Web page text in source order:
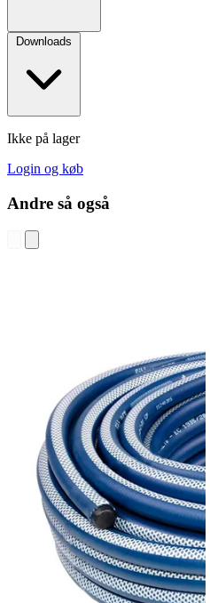
Downloads
Ikke på lager
Login og køb
Andre så også